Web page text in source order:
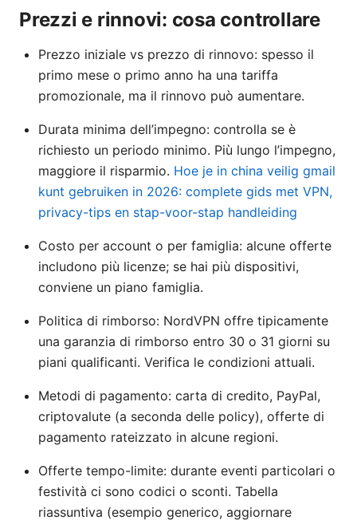
Prezzi e rinnovi: cosa controllare
Prezzo iniziale vs prezzo di rinnovo: spesso il
primo mese o primo anno ha una tariffa
promozionale, ma il rinnovo può aumentare.
Durata minima dell’impegno: controlla se è
richiesto un periodo minimo. Più lungo l’impegno,
maggiore il risparmio. Hoe je in china veilig gmail
kunt gebruiken in 2026: complete gids met VPN,
privacy-tips en stap-voor-stap handleiding
Costo per account o per famiglia: alcune offerte
includono più licenze; se hai più dispositivi,
conviene un piano famiglia.
Politica di rimborso: NordVPN offre tipicamente
una garanzia di rimborso entro 30 o 31 giorni su
piani qualificanti. Verifica le condizioni attuali.
Metodi di pagamento: carta di credito, PayPal,
criptovalute (a seconda delle policy), offerte di
pagamento rateizzato in alcune regioni.
Offerte tempo-limite: durante eventi particolari o
festività ci sono codici o sconti. Tabella
riassuntiva (esempio generico, aggiornare